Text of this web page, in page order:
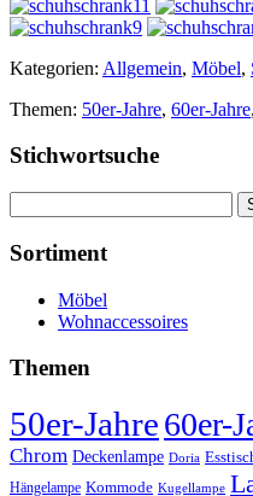
Kategorien: Allgemein, Möbel,
Themen: 50er-Jahre, 60er-Jahre,
Stichwortsuche
nach:
Sortiment
Möbel
Wohnaccessoires
Themen
50er-Jahre60er-
Chrom Deckenlampe Doria
Hängelampe Kommode Kugellampe